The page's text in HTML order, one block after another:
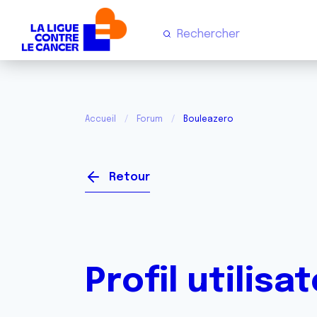
Accueil Forum Bouleazero
Retour
Profil